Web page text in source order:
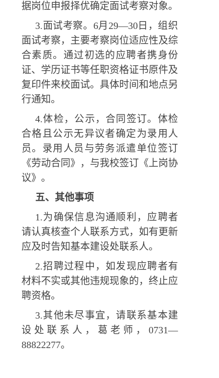
据岗位申报择优确定面试考察对象。
3.面试考察。6月29—30日，组织
面试考察，主要考察岗位适应性及综
合素质。通过初选的应聘者携身份
证、学历证书等任职资格证书原件及
复印件来校面试。具体时间和地点另
行通知。
4.体检，公示，合同签订。体检
合格且公示无异议者确定为录用人
员。录用人员与劳务派遣单位签订
《劳动合同》，与我校签订《上岗协
议》。
五、其他事项
1.为确保信息沟通顺利，应聘者
请认真核查个人联系方式，如有更新
应及时告知基本建设处联系人。
2.招聘过程中，如发现应聘者有
材料不实或其他违规现象的，终止应
聘资格。
3.其他未尽事宜，请联系基本建
设处联系人，葛老师，0731—
88822277。